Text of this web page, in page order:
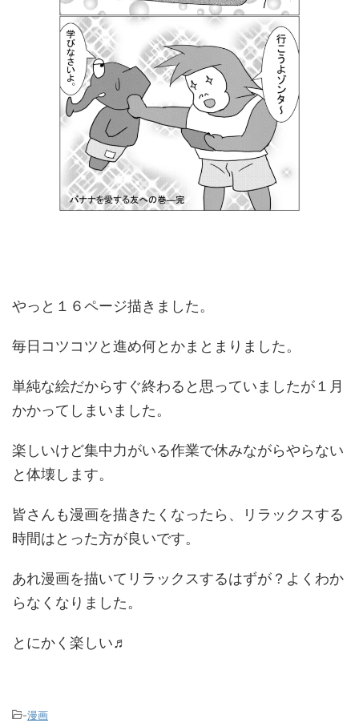
やっと１６ページ描きました。
毎日コツコツと進め何とかまとまりました。
単純な絵だからすぐ終わると思っていましたが１月
かかってしまいました。
楽しいけど集中力がいる作業で休みながらやらない
と体壊します。
皆さんも漫画を描きたくなったら、リラックスする
時間はとった方が良いです。
あれ漫画を描いてリラックスするはずが？よくわか
らなくなりました。
とにかく楽しい♬
-漫画